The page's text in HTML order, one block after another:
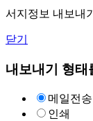
서지정보 내보내
닫기
내보내기 형태
메일전송
인쇄